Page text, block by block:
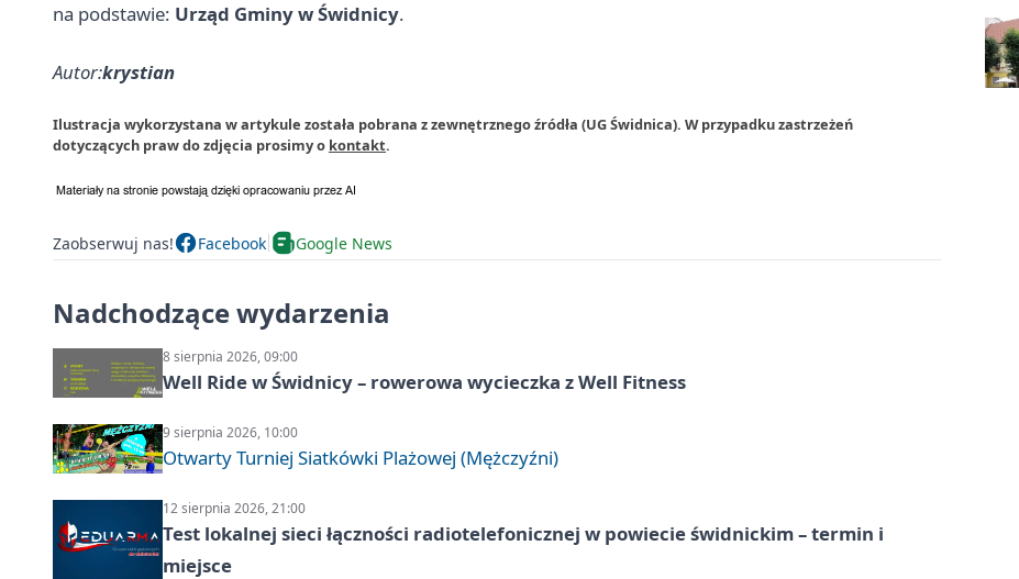
na podstawie: Urząd Gminy w Świdnicy.
Autor:krystian
Ilustracja wykorzystana w artykule została pobrana z zewnętrznego źródła (UG Świdnica). W przypadku zastrzeżeń
dotyczących praw do zdjęcia prosimy o kontakt.
Zaobserwuj nas! Facebook Google News
Nadchodzące wydarzenia
8 sierpnia 2026, 09:00
Well Ride w Świdnicy – rowerowa wycieczka z Well Fitness
9 sierpnia 2026, 10:00
Otwarty Turniej Siatkówki Plażowej (Mężczyźni)
12 sierpnia 2026, 21:00
Test lokalnej sieci łączności radiotelefonicznej w powiecie świdnickim – termin i
miejsce